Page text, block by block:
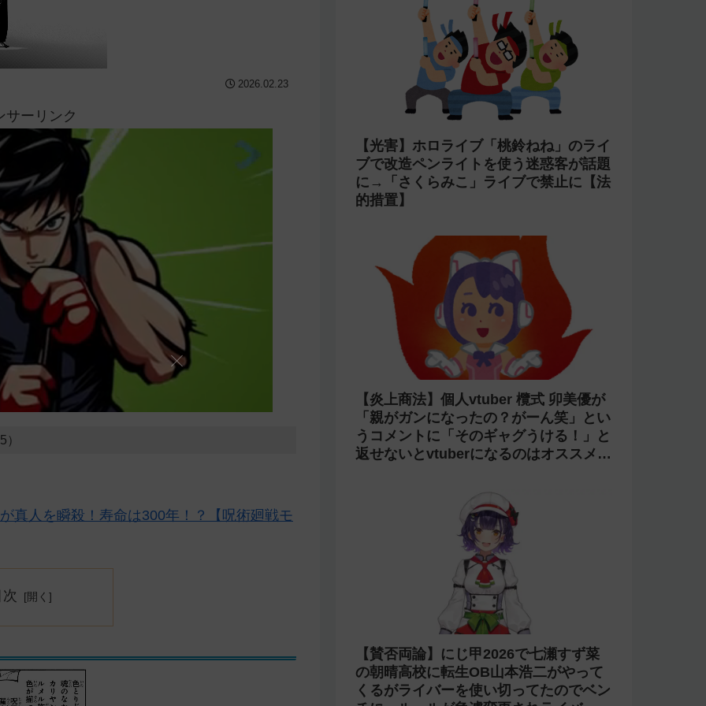
2026.02.23
サーリンク
真人を瞬殺！寿命は300年！？【呪術廻戦モ
【光害】ホロライブ「桃鈴ねね」のライ
ブで改造ペンライトを使う迷惑客が話題
に→「さくらみこ」ライブで禁止に【法
的措置】
【炎上商法】個人vtuber 欖式 卯美優が
「親がガンになったの？がーん笑」とい
うコメントに「そのギャグうける！」と
返せないとvtuberになるのはオススメし
【賛否両論】にじ甲2026で七瀬すず菜
の朝晴高校に転生OB山本浩二がやって
くるがライバーを使い切ってたのでベン